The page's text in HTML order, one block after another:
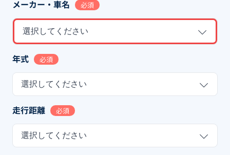
メーカー・車名 必須
選択してください
年式 必須
選択してください
走行距離 必須
選択してください